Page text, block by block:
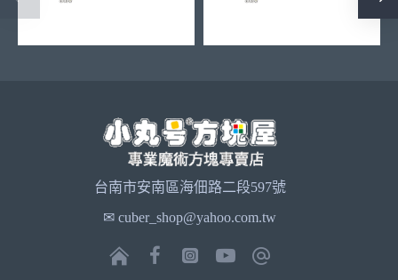
台南市安南區海佃路二段597號
✉ cuber_shop@yahoo.com.tw